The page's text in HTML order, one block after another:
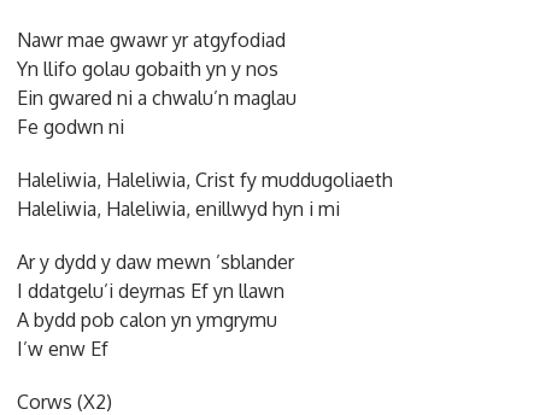
Nawr mae gwawr yr atgyfodiad
Yn llifo golau gobaith yn y nos
Ein gwared ni a chwalu’n maglau
Fe godwn ni
Haleliwia, Haleliwia, Crist fy muddugoliaeth
Haleliwia, Haleliwia, enillwyd hyn i mi
Ar y dydd y daw mewn ’sblander
I ddatgelu’i deyrnas Ef yn llawn
A bydd pob calon yn ymgrymu
I’w enw Ef
Corws (X2)